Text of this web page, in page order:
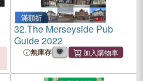
滿額折
32.The Merseyside Pub
Guide 2022
無庫存